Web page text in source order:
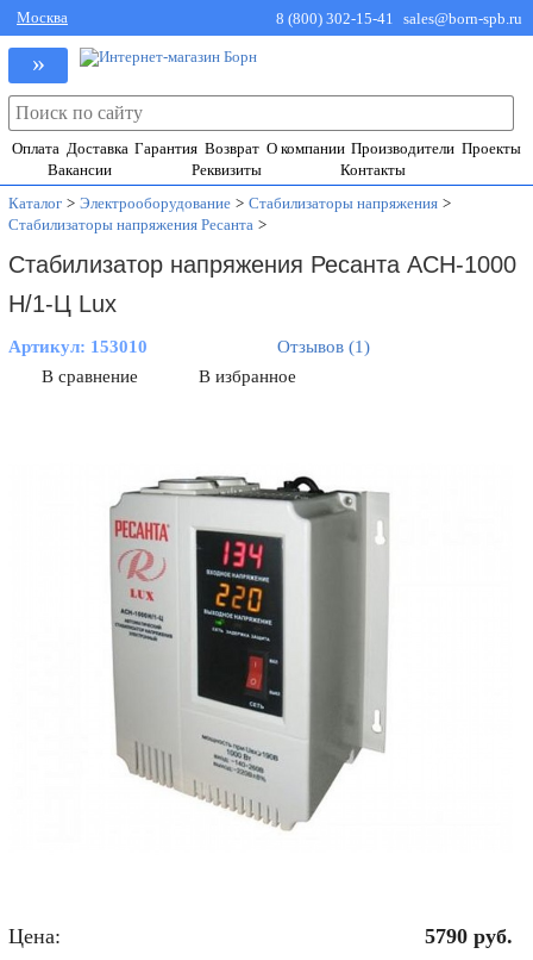
Москва 8 (800) 302-15-41 sales@born-spb.ru
»
Оплата Доставка Гарантия Возврат О компании Производители Проекты
Вакансии
Реквизиты
Контакты
Каталог > Электрооборудование > Стабилизаторы напряжения >
Стабилизаторы напряжения Ресанта >
Стабилизатор напряжения Ресанта АСН-1000
Н/1-Ц Lux
Артикул: 153010
Отзывов (1)
В сравнение
В избранное
Цена: 5790 руб.